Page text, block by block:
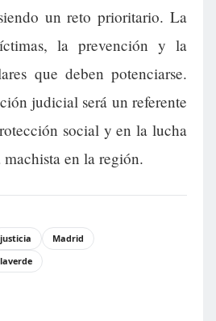
un reto prioritario. La
la prevención y la
que deben potenciarse.
judicial será un referente
social y en la lucha
en la región.
justicia
Madrid